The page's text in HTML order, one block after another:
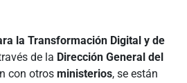
la Transformación Digital y de
de la Dirección General del
con otros ministerios, se están